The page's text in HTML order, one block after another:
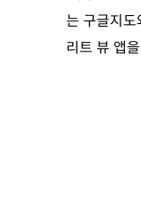
는 구글지도
리트 뷰 앱